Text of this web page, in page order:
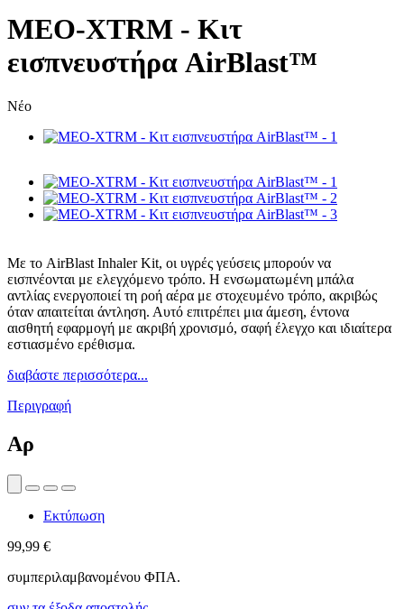
MEO-XTRM - Κιτ
εισπνευστήρα AirBlast™
Νέο
Με το AirBlast Inhaler Kit, οι υγρές γεύσεις μπορούν να
εισπνέονται με ελεγχόμενο τρόπο. Η ενσωματωμένη μπάλα
αντλίας ενεργοποιεί τη ροή αέρα με στοχευμένο τρόπο, ακριβώς
όταν απαιτείται άντληση. Αυτό επιτρέπει μια άμεση, έντονα
αισθητή εφαρμογή με ακριβή χρονισμό, σαφή έλεγχο και ιδιαίτερα
εστιασμένο ερέθισμα.
διαβάστε περισσότερα...
Περιγραφή
Αρ
Εκτύπωση
99,99 €
συμπεριλαμβανομένου ΦΠΑ.